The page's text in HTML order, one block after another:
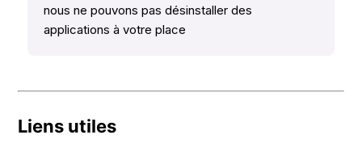
nous ne pouvons pas désinstaller des
applications à votre place
Liens utiles